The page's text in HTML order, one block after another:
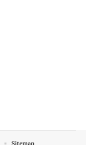
Sitemap